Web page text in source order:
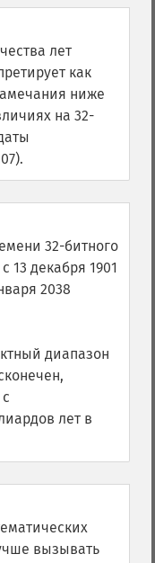
лет
как
ниже
на 32-
32-битного
13 декабря 1901
2038
диапазон
лет в
вызывать